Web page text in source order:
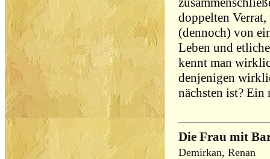
doppelten
(dennoch) von
Leben und
kennt man
denjenigen
nächsten ist?
Die Frau mit
Demirkan, Renan